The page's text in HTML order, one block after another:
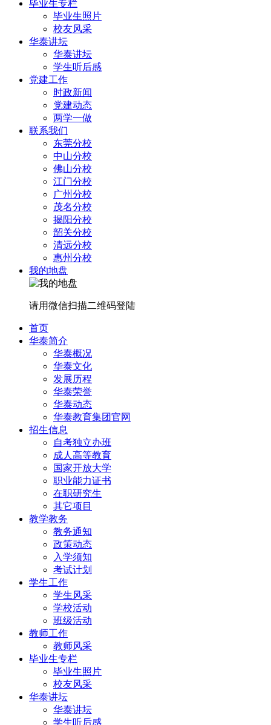
毕业生专栏
毕业生照片
校友风采
华泰讲坛
华泰讲坛
学生听后感
党建工作
时政新闻
党建动态
两学一做
联系我们
东莞分校
中山分校
佛山分校
江门分校
广州分校
茂名分校
揭阳分校
韶关分校
清远分校
惠州分校
我的地盘
请用微信扫描二维码登陆
首页
华泰简介
华泰概况
华泰文化
发展历程
华泰荣誉
华泰动态
华泰教育集团官网
招生信息
自考独立办班
成人高等教育
国家开放大学
职业能力证书
在职研究生
其它项目
教学教务
教务通知
政策动态
入学须知
考试计划
学生工作
学生风采
学校活动
班级活动
教师工作
教师风采
毕业生专栏
毕业生照片
校友风采
华泰讲坛
华泰讲坛
学生听后感